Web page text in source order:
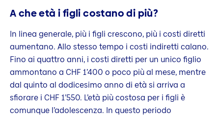
A che età i figli costano di più?
In linea generale, più i figli crescono, più i costi diretti
aumentano. Allo stesso tempo i costi indiretti calano.
Fino ai quattro anni, i costi diretti per un unico figlio
ammontano a CHF 1’400 o poco più al mese, mentre
dal quinto al dodicesimo anno di età si arriva a
sfiorare i CHF 1’550. L’età più costosa per i figli è
comunque l’adolescenza. In questo periodo